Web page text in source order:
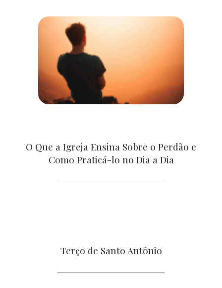
O Que a Igreja Ensina Sobre o Perdão e
Como Praticá-lo no Dia a Dia
Terço de Santo Antônio